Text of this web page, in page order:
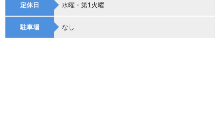
定休日 水曜・第1火曜
駐車場 なし